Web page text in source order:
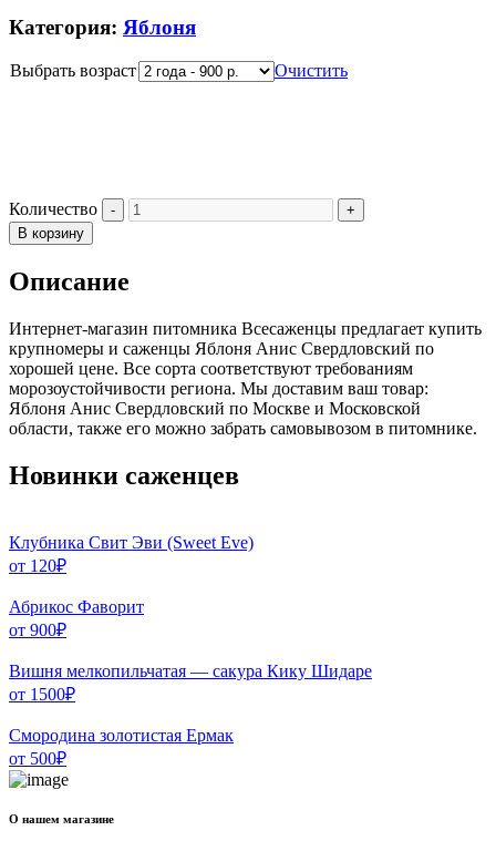
Категория: Яблоня
Выбрать возраст Очистить
Количество
В корзину
Описание
Интернет-магазин питомника Всесаженцы предлагает купить
крупномеры и саженцы Яблоня Анис Свердловский по
хорошей цене. Все сорта соответствуют требованиям
морозоустойчивости региона. Мы доставим ваш товар:
Яблоня Анис Свердловский по Москве и Московской
области, также его можно забрать самовывозом в питомнике.
Новинки саженцев
Клубника Свит Эви (Sweet Eve)
от 120₽
Абрикос Фаворит
от 900₽
Вишня мелкопильчатая — сакура Кику Шидаре
от 1500₽
Смородина золотистая Ермак
от 500₽
О нашем магазине